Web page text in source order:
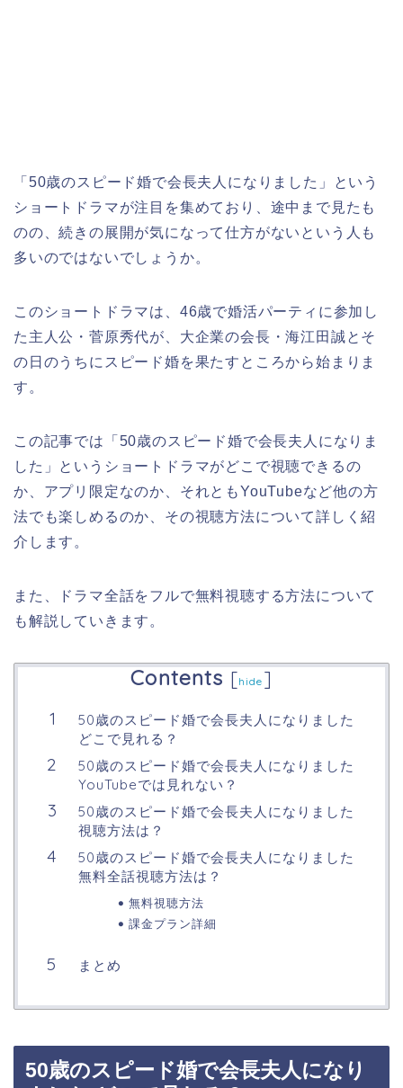
「50歳のスピード婚で会長夫人になりました」という
ショートドラマが注目を集めており、途中まで見たも
のの、続きの展開が気になって仕方がないという人も
多いのではないでしょうか。
このショートドラマは、46歳で婚活パーティに参加し
た主人公・菅原秀代が、大企業の会長・海江田誠とそ
の日のうちにスピード婚を果たすところから始まりま
す。
この記事では「50歳のスピード婚で会長夫人になりま
した」というショートドラマがどこで視聴できるの
か、アプリ限定なのか、それともYouTubeなど他の方
法でも楽しめるのか、その視聴方法について詳しく紹
介します。
また、ドラマ全話をフルで無料視聴する方法について
も解説していきます。
Contents [hide ]
50歳のスピード婚で会長夫人になりました
どこで見れる？
50歳のスピード婚で会長夫人になりました
YouTubeでは見れない？
50歳のスピード婚で会長夫人になりました
視聴方法は？
50歳のスピード婚で会長夫人になりました
無料全話視聴方法は？
無料視聴方法
課金プラン詳細
まとめ
50歳のスピード婚で会長夫人になり